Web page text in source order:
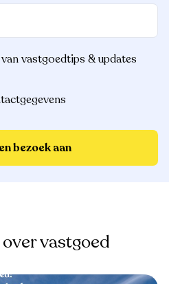
vastgoedtips & updates
bezoek aan
vastgoed